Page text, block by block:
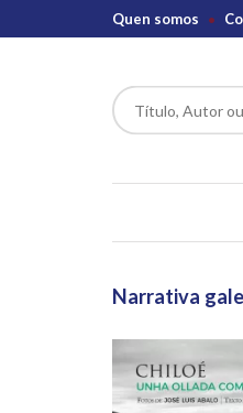
Quen somos
Narrativa